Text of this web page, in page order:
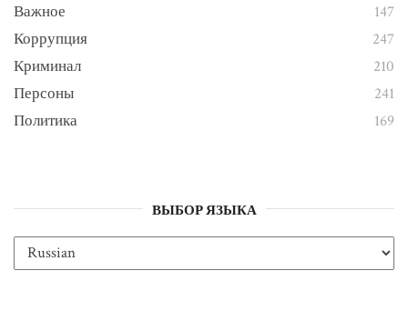
Важное
147
Коррупция
247
Криминал
210
Персоны
241
Политика
169
ВЫБОР ЯЗЫКА